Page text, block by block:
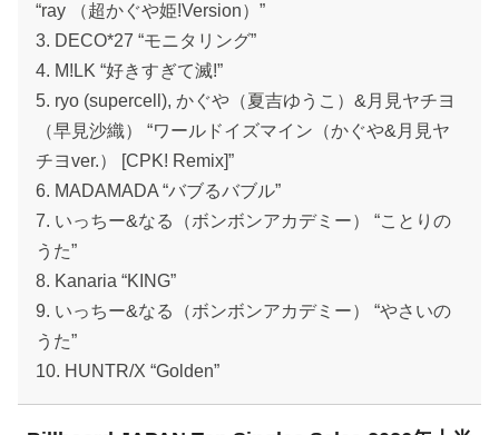
“ray （超かぐや姫!Version）”
3. DECO*27 “モニタリング”
4. M!LK “好きすぎて滅!”
5. ryo (supercell), かぐや（夏吉ゆうこ）&月見ヤチヨ
（早見沙織） “ワールドイズマイン（かぐや&月見ヤ
チヨver.） [CPK! Remix]”
6. MADAMADA “バブるバブル”
7. いっちー&なる（ボンボンアカデミー） “ことりの
うた”
8. Kanaria “KING”
9. いっちー&なる（ボンボンアカデミー） “やさいの
うた”
10. HUNTR/X “Golden”